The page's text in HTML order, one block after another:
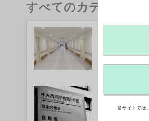
すべてのカテゴリ
看護・
急性期病棟
を1日現在、
当サイトでは